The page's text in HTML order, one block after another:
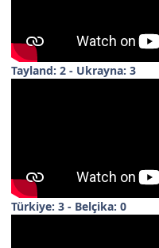
Tayland: 2 - Ukrayna: 3
Türkiye: 3 - Belçika: 0